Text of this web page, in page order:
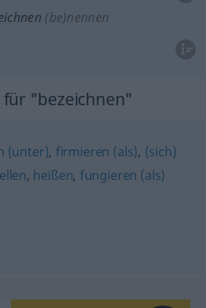
(be)nennen
"bezeichnen"
(unter), firmieren (als), (sich)
, heißen, fungieren (als)